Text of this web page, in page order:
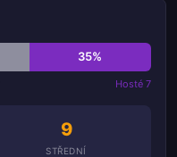
35%
Hosté 7
9
STŘEDNÍ